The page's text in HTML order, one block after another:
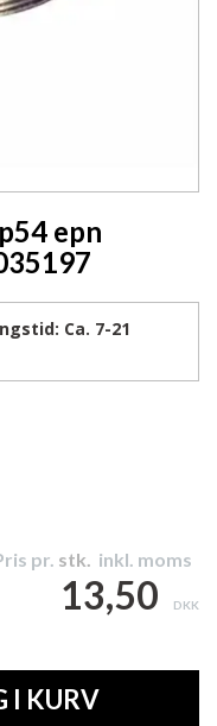
epn
Ca. 7-21
pr. stk. inkl. moms
13,50 DKK
I KURV